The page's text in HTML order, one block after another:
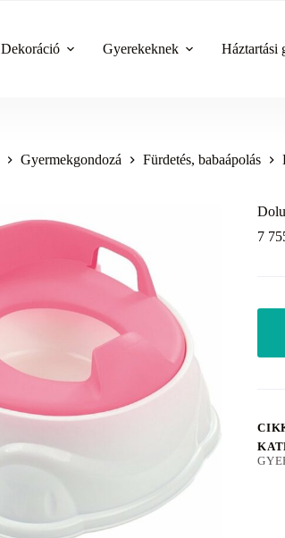
Dekoráció Gyerekeknek Háztartási
Gyermekgondozá Fürdetés, babaápolás
7